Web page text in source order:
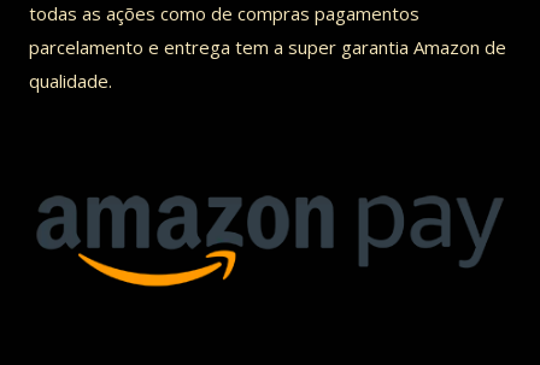
todas as ações como de compras pagamentos
parcelamento e entrega tem a super garantia Amazon de
qualidade.